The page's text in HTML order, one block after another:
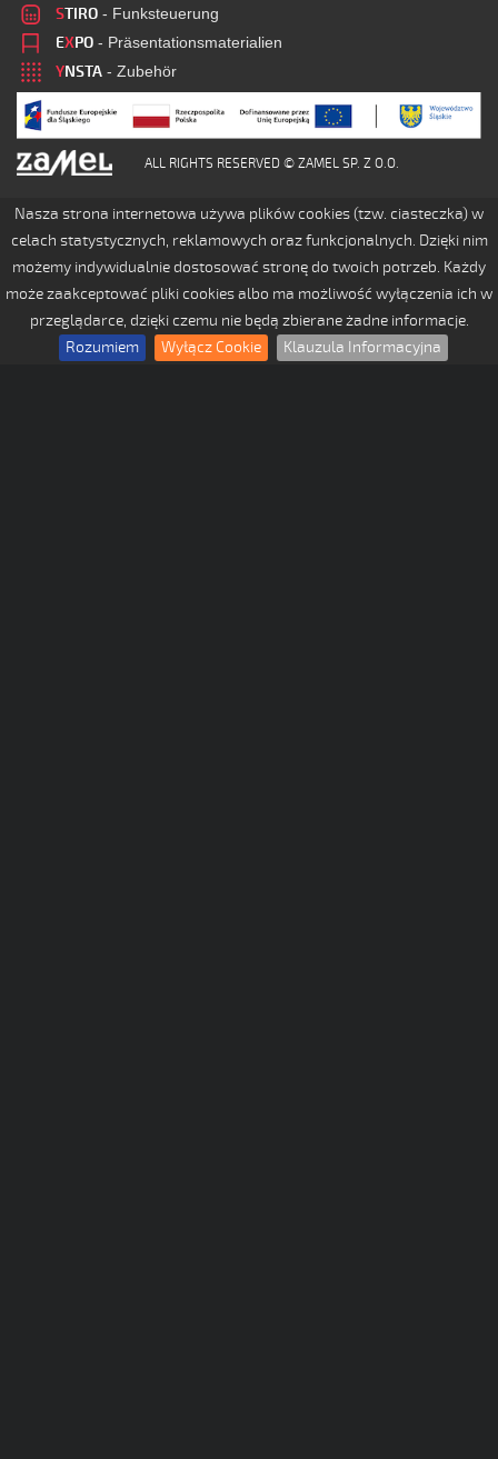
STIRO - Funksteuerung
EXPO - Präsentationsmaterialien
YNSTA - Zubehör
ALL RIGHTS RESERVED © ZAMEL SP. Z O.O.
Nasza strona internetowa używa plików cookies (tzw. ciasteczka) w
celach statystycznych, reklamowych oraz funkcjonalnych. Dzięki nim
możemy indywidualnie dostosować stronę do twoich potrzeb. Każdy
może zaakceptować pliki cookies albo ma możliwość wyłączenia ich w
przeglądarce, dzięki czemu nie będą zbierane żadne informacje.
Rozumiem
Wyłącz Cookie Klauzula Informacyjna